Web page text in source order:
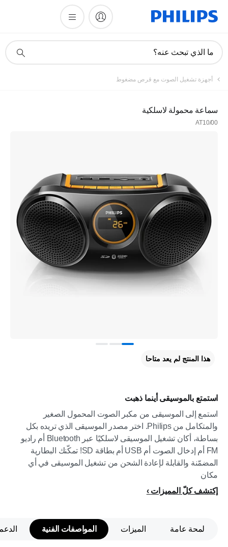
دعم
ما الذي تبحث عنه؟
أجهزة تشغيل الصوت مع قرص مضغوط
سماعة محمولة لاسلكية
AT10/00
استمتع بالموسيقى أينما ذهبت
استمع إلى الموسيقى من مكبر الصوت المحمول الصغير
والمتكامل من Philips. اختر مصدر الموسيقى الذي تريده بكل
بساطة، أكان تشغيل الموسيقى لاسلكيًا عبر Bluetooth أم راديو
FM أم إدخال الصوت أم USB أم بطاقة SD! تمكّنك البطارية
المضمّنة والقابلة لإعادة الشحن من تشغيل الموسيقى في أي
مكان
إكتشف كلّ المميزات
هذا المنتج لم يعد متاحا
لمحة عامة الميزات المواصفات الفنية